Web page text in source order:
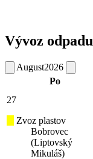
Vývoz odpadu
August2026
Po
27
Zvoz plastov
Bobrovec
(Liptovský
Mikuláš)